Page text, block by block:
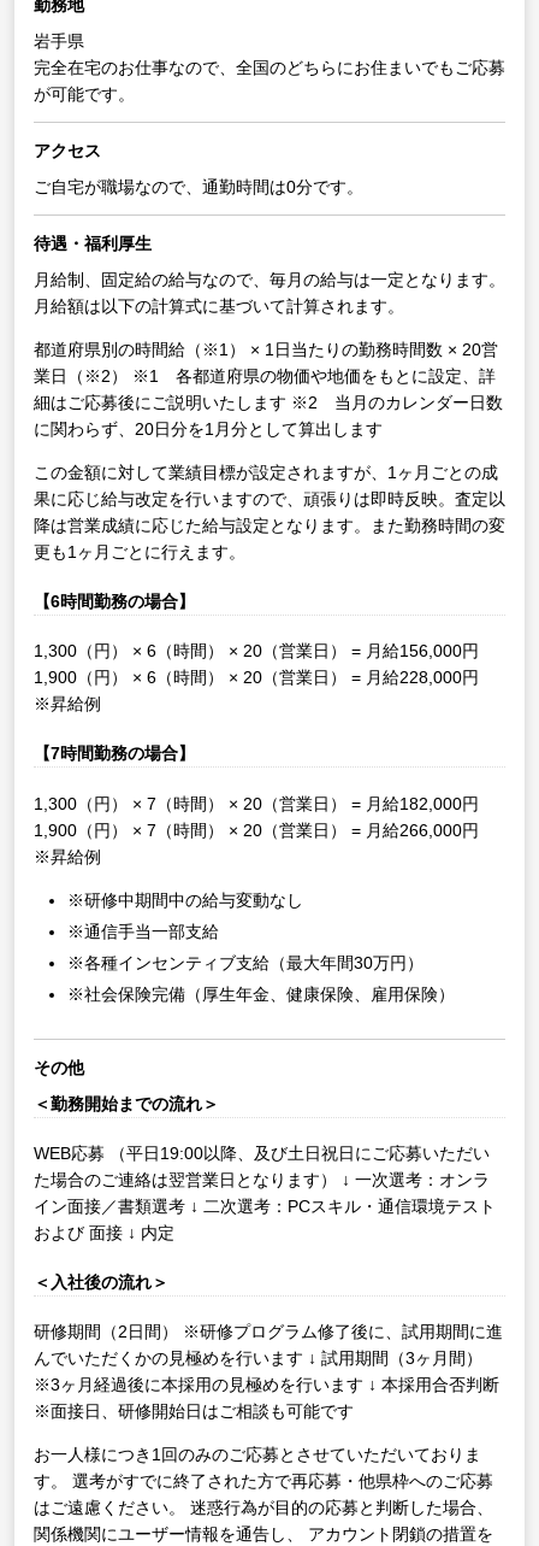
勤務地
岩手県
完全在宅のお仕事なので、全国のどちらにお住まいでもご応募
が可能です。
アクセス
ご自宅が職場なので、通勤時間は0分です。
待遇・福利厚生
月給制、固定給の給与なので、毎月の給与は一定となります。
月給額は以下の計算式に基づいて計算されます。
都道府県別の時間給（※1） × 1日当たりの勤務時間数 × 20営
業日（※2）
※1 各都道府県の物価や地価をもとに設定、詳
細はご応募後にご説明いたします ※2 当月のカレンダー日数
に関わらず、20日分を1月分として算出します
この金額に対して業績目標が設定されますが、1ヶ月ごとの成
果に応じ給与改定を行いますので、頑張りは即時反映。査定以
降は営業成績に応じた給与設定となります。また勤務時間の変
更も1ヶ月ごとに行えます。
【6時間勤務の場合】
1,300（円） × 6（時間） × 20（営業日） = 月給156,000円
1,900（円） × 6（時間） × 20（営業日） = 月給228,000円
※昇給例
【7時間勤務の場合】
1,300（円） × 7（時間） × 20（営業日） = 月給182,000円
1,900（円） × 7（時間） × 20（営業日） = 月給266,000円
※昇給例
※研修中期間中の給与変動なし
※通信手当一部支給
※各種インセンティブ支給（最大年間30万円）
※社会保険完備（厚生年金、健康保険、雇用保険）
その他
＜勤務開始までの流れ＞
WEB応募 （平日19:00以降、及び土日祝日にご応募いただい
た場合のご連絡は翌営業日となります）
↓ 一次選考：オンラ
イン面接／書類選考 ↓ 二次選考：PCスキル・通信環境テスト
および 面接 ↓ 内定
＜入社後の流れ＞
研修期間（2日間）
※研修プログラム修了後に、試用期間に進
んでいただくかの見極めを行います ↓ 試用期間（3ヶ月間）
※3ヶ月経過後に本採用の見極めを行います ↓ 本採用合否判断
※面接日、研修開始日はご相談も可能です
お一人様につき1回のみのご応募とさせていただいておりま
す。
選考がすでに終了された方で再応募・他県枠へのご応募
はご遠慮ください。
迷惑行為が目的の応募と判断した場合、
関係機関にユーザー情報を通告し、
アカウント閉鎖の措置を